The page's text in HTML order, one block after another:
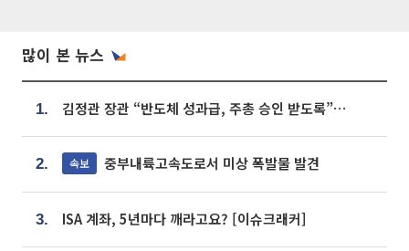
많이 본 뉴스
1. 김정관 장관 “반도체 성과급, 주총 승인 받도록”…상법·자본시장법 개정 시사
2. 속보 중부내륙고속도로서 미상 폭발물 발견
3. ISA 계좌, 5년마다 깨라고요? [이슈크래커]